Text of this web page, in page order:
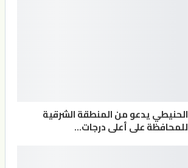
الحنيطي يدعو من المنطقة الشرقية
للمحافظة على أعلى درجات…